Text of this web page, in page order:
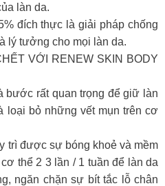
làn da.
đích thực là giải pháp chống
lý tưởng cho mọi làn da.
VỚI RENEW SKIN BODY
bước rất quan trọng để giữ làn
loại bỏ những vết mụn trên cơ
trì được sự bóng khoẻ và mềm
thể 2 3 lần / 1 tuần để làn da
ngăn chặn sự bít tắc lỗ chân